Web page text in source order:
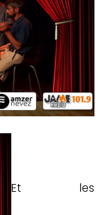
Et les